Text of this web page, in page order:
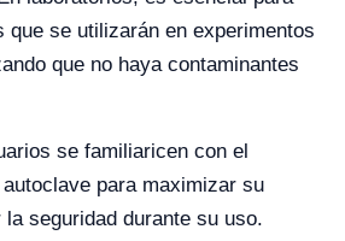
que se utilizarán en experimentos
que no haya contaminantes
se familiaricen con el
para maximizar su
seguridad durante su uso.